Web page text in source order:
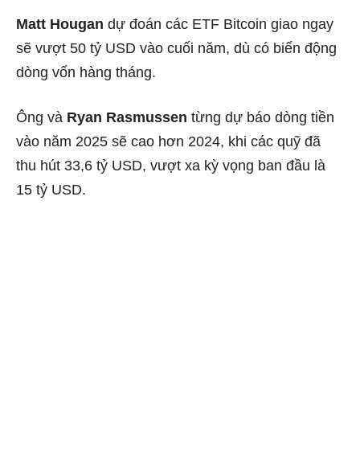
Matt Hougan dự đoán các ETF Bitcoin giao ngay
sẽ vượt 50 tỷ USD vào cuối năm, dù có biến động
dòng vốn hàng tháng.
Ông và Ryan Rasmussen từng dự báo dòng tiền
vào năm 2025 sẽ cao hơn 2024, khi các quỹ đã
thu hút 33,6 tỷ USD, vượt xa kỳ vọng ban đầu là
15 tỷ USD.